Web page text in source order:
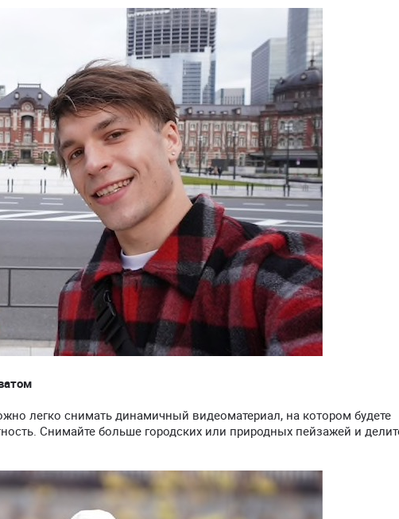
легко снимать динамичный видеоматериал, на котором будете
Снимайте больше городских или природных пейзажей и